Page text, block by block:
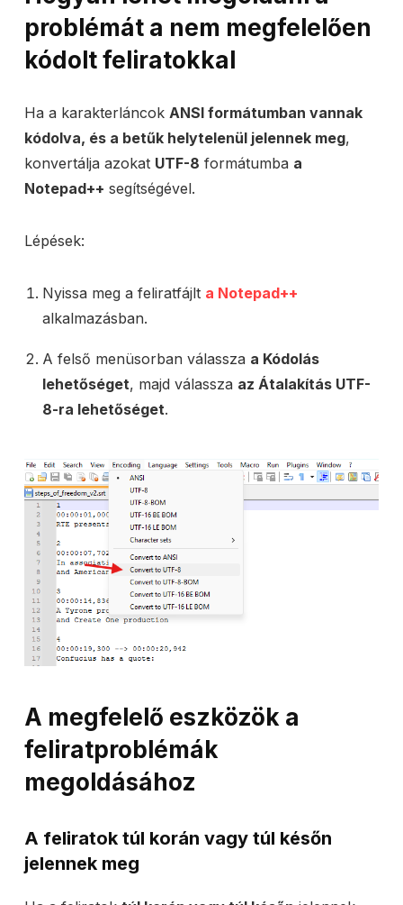
problémát a nem megfelelően
kódolt feliratokkal
Ha a karakterláncok ANSI formátumban vannak
kódolva, és a betűk helytelenül jelennek meg,
konvertálja azokat UTF-8 formátumba a
Notepad++ segítségével.
Lépések:
Nyissa meg a feliratfájlt a Notepad++
alkalmazásban.
A felső menüsorban válassza a Kódolás
lehetőséget, majd válassza az Átalakítás UTF-
8-ra lehetőséget.
A megfelelő eszközök a
feliratproblémák
megoldásához
A feliratok túl korán vagy túl későn
jelennek meg